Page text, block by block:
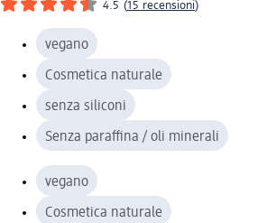
4.5 (15 recensioni)
vegano
Cosmetica naturale
senza siliconi
Senza paraffina / oli minerali
vegano
Cosmetica naturale